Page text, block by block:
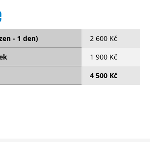
- 1 den)
2 600 Kč
1 900 Kč
4 500 Kč